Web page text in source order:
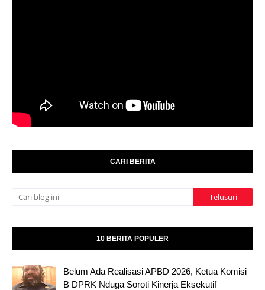
CARI BERITA
10 BERITA POPULER
Belum Ada Realisasi APBD 2026, Ketua Komisi
B DPRK Nduga Soroti Kinerja Eksekutif